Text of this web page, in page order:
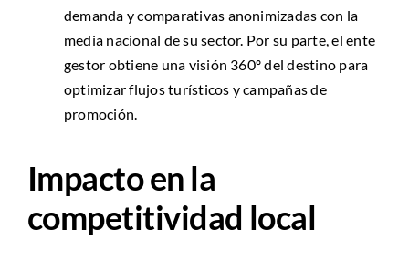
demanda y comparativas anonimizadas con la
media nacional de su sector. Por su parte, el ente
gestor obtiene una visión 360º del destino para
optimizar flujos turísticos y campañas de
promoción.
Impacto en la
competitividad local